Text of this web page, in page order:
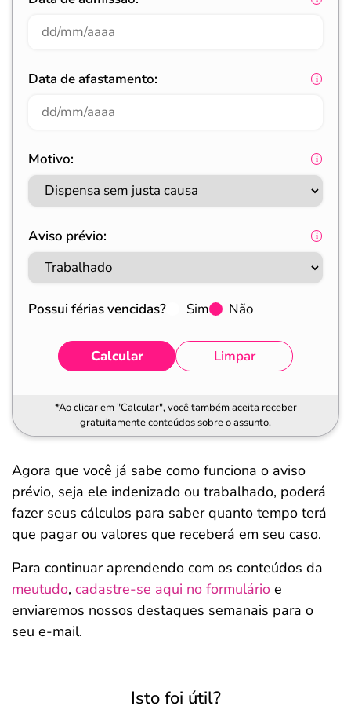
Data de afastamento:
Motivo:
Aviso prévio:
Possui férias vencidas? Sim Não
Calcular Limpar
*Ao clicar em "Calcular", você também aceita receber
gratuitamente conteúdos sobre o assunto.
Agora que você já sabe como funciona o aviso
prévio, seja ele indenizado ou trabalhado, poderá
fazer seus cálculos para saber quanto tempo terá
que pagar ou valores que receberá em seu caso.
Para continuar aprendendo com os conteúdos da
meutudo, cadastre-se aqui no formulário e
enviaremos nossos destaques semanais para o
seu e-mail.
Isto foi útil?